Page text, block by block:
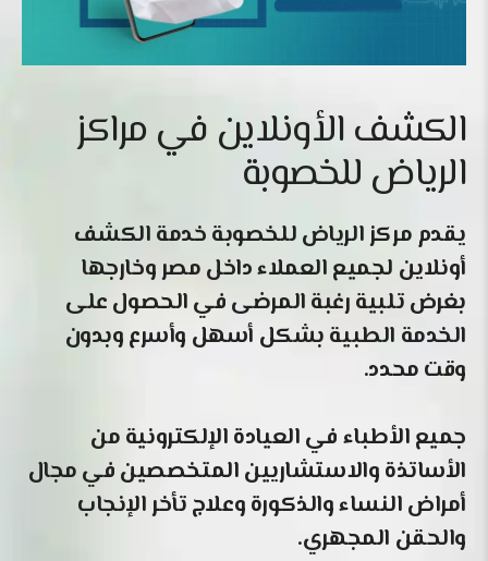
الكشف الأونلاين في مراكز
الرياض للخصوبة
يقدم مركز الرياض للخصوبة خدمة الكشف
أونلاين لجميع العملاء داخل مصر وخارجها
بغرض تلبية رغبة المرضى في الحصول على
الخدمة الطبية بشكل أسهل وأسرع وبدون
وقت محدد.
جميع الأطباء في العيادة الإلكترونية من
الأساتذة والاستشاريين المتخصصين في مجال
أمراض النساء والذكورة وعلاج تأخر الإنجاب
والحقن المجهري.